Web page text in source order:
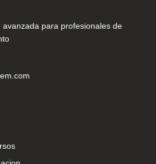
avanzada para profesionales de